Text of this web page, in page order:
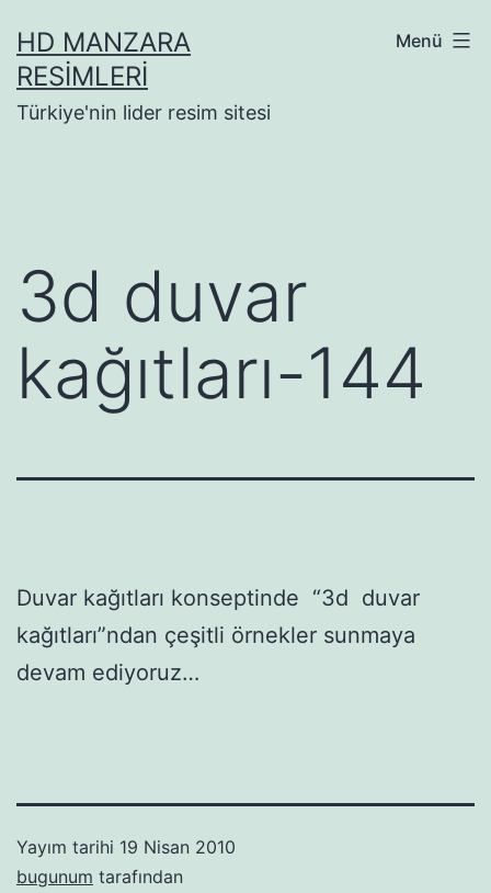
geçHD MANZARA
RESIMLERI
Türkiye'nin lider resim sitesi
Menü
3d duvar
kağıtları-144
Duvar kağıtları konseptinde “3d duvar
kağıtları”ndan çeşitli örnekler sunmaya
devam ediyoruz…
Yayım tarihi 19 Nisan 2010
bugunum tarafından